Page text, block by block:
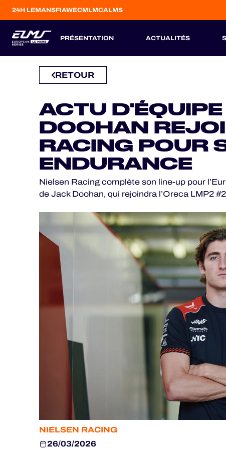
24H LEMANSFIAWECMLMCALMS
PRÉSENTATION
RÉGLEMENTATION
ACTUALITÉS
SAISONS PASSÉES SAISON 2026
ESP
12
AVR
FRA
3
MAI
ITA
5
JUL
BEL
23
AOU
GBR
13
SEP
PRT
10
OCT
ÉQUIPES
BILLETTERIE
24H LEMANS
RETOUR
ACTU
DOOHAN
RACING POUR
ENDURANCE
Nielsen Racing complète son line-up pour
de Jack Doohan, qui rejoindra l’Oreca LMP2
NIELSEN RACING
26/03/2026